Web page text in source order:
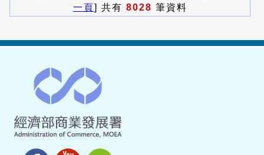
一頁] 共有 8028 筆資料